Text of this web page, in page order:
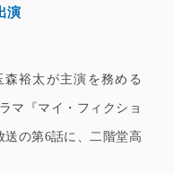
演
森裕太が主演を務める
マ『マイ・フィクショ
送の第6話に、二階堂高